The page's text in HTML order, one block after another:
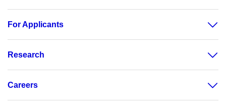
For Applicants
Research
Careers